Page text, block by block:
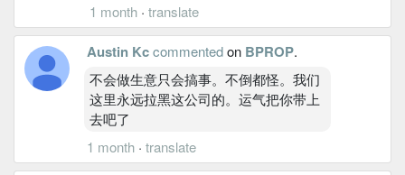
1 month ·translate
Austin Kccommentedon BPROP.
不会做生意只会搞事。不倒都怪。我们
这里永远拉黑这公司的。运气把你带上
去吧了
1 month · translate